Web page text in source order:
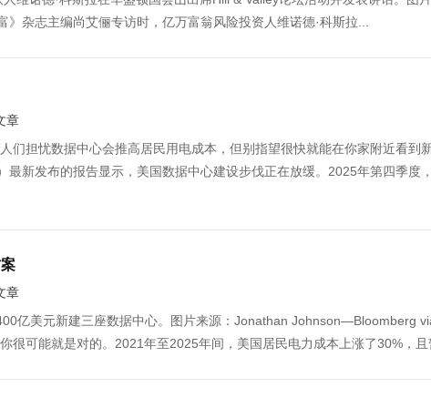
杂志主编尚艾俪专访时，亿万富翁风险投资人维诺德·科斯拉...
章
们担忧数据中心会推高居民用电成本，但别指望很快就能在你家附近看到
新发布的报告显示，美国数据中心建设步伐正在放缓。2025年第四季度
章
亿美元新建三座数据中心。图片来源：Jonathan Johnson—Bloomberg
可能就是对的。2021年至2025年间，美国居民电力成本上涨了30%，且